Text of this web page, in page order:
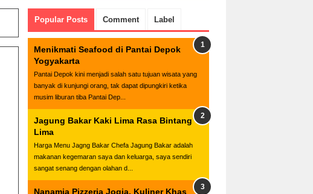
Popular Posts Comment Label
Menikmati Seafood di Pantai Depok
Yogyakarta
Pantai Depok kini menjadi salah satu tujuan wisata yang
banyak di kunjungi orang, tak dapat dipungkiri ketika
musim liburan tiba Pantai Dep...
Jagung Bakar Kaki Lima Rasa Bintang
Lima
Harga Menu Jagng Bakar Chefa Jagung Bakar adalah
makanan kegemaran saya dan keluarga, saya sendiri
sangat senang dengan olahan d...
Nanamia Pizzeria Jogja, Kuliner Khas